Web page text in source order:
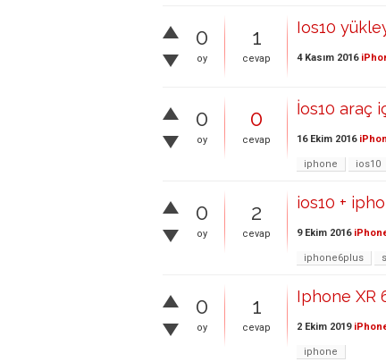
0
oy
1
cevap
Ios10
4 Kasım 2016
0
oy
0
cevap
İos10 araç
16 Ekim 2016
iphone ios10
0
oy
2
cevap
ios10 +
9 Ekim 2016
iphone6plus
0
oy
1
cevap
Iphone XR
2 Ekim 2019
iphone